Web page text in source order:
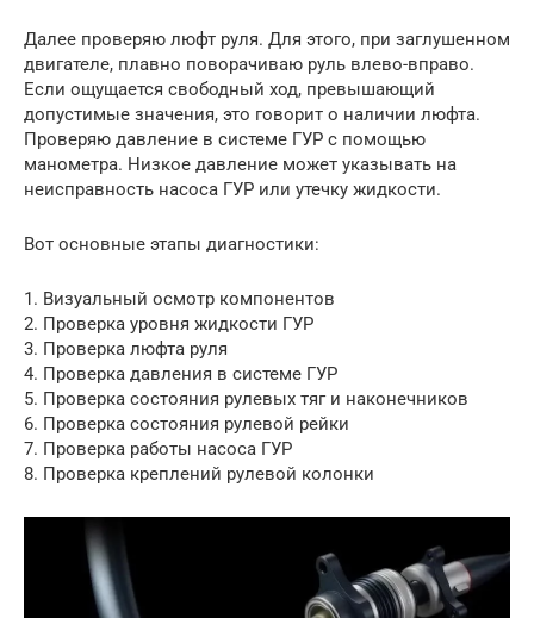
Далее проверяю люфт руля. Для этого, при заглушенном
двигателе, плавно поворачиваю руль влево-вправо.
Если ощущается свободный ход, превышающий
допустимые значения, это говорит о наличии люфта.
Проверяю давление в системе ГУР с помощью
манометра. Низкое давление может указывать на
неисправность насоса ГУР или утечку жидкости.
Вот основные этапы диагностики:
1. Визуальный осмотр компонентов
2. Проверка уровня жидкости ГУР
3. Проверка люфта руля
4. Проверка давления в системе ГУР
5. Проверка состояния рулевых тяг и наконечников
6. Проверка состояния рулевой рейки
7. Проверка работы насоса ГУР
8. Проверка креплений рулевой колонки